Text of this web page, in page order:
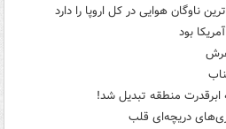
ناوگان هوایی در کل اروپا را دارد
بود
به ابرقدرت منطقه تبدیل شد!
دریچه‌ای قلب